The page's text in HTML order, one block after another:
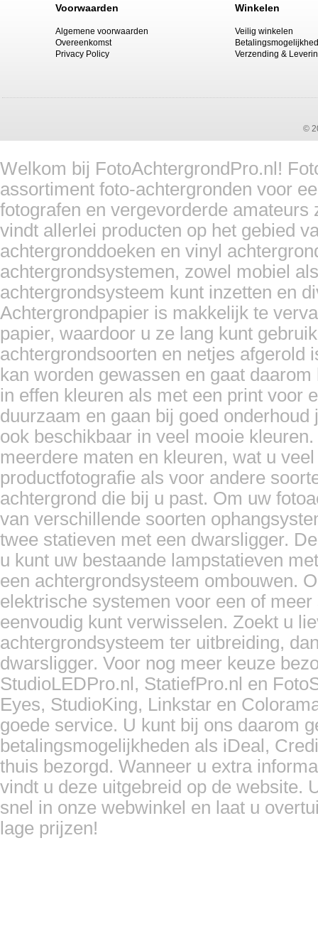
€ 94,95
Bresser BR-D36 Support + rol pap...
Prijs: € 199,00
€ 179,95
Details
Bresser BR-D36 Support + 2 rolle...
Prijs:€ 255,00
€ 199,95
Voorwaarden Winkelen
Algemene voorwaarden
Overeenkomst
Privacy Policy
Veilig winkelen
Verzending &
©
Welkom bij FotoAchtergrondPro.nl!
assortiment foto-achtergronden voor
fotografen en vergevorderde
vindt allerlei producten op het gebied
achtergronddoeken en vinyl
achtergrondsystemen, zowel mobiel
achtergrondsysteem kunt inzetten en
Achtergrondpapier is makkelijk te
papier, waardoor u ze lang kunt
achtergrondsoorten en netjes afgerold
kan worden gewassen en gaat
in effen kleuren als met een print voor
duurzaam en gaan bij goed
ook beschikbaar in veel mooie
meerdere maten en kleuren, wat u
productfotografie als voor andere
achtergrond die bij u past. Om uw
van verschillende soorten
twee statieven met een dwarsligger.
u kunt uw bestaande lampstatieven
een achtergrondsysteem ombouwen.
elektrische systemen voor een of
eenvoudig kunt verwisselen. Zoekt u
achtergrondsysteem ter uitbreiding,
dwarsligger. Voor nog meer keuze
StudioLEDPro.nl, StatiefPro.nl en
Eyes, StudioKing, Linkstar en
goede service. U kunt bij ons daarom
betalingsmogelijkheden als iDeal,
thuis bezorgd. Wanneer u extra
vindt u deze uitgebreid op de website.
snel in onze webwinkel en laat u
lage prijzen!